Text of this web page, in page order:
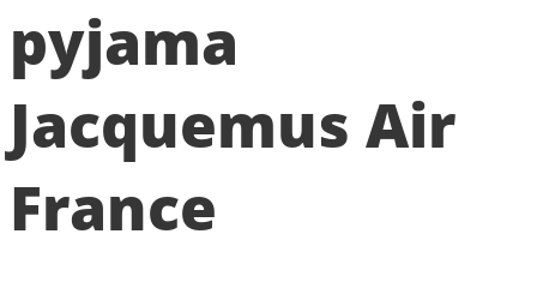
pyjama
Jacquemus Air
France